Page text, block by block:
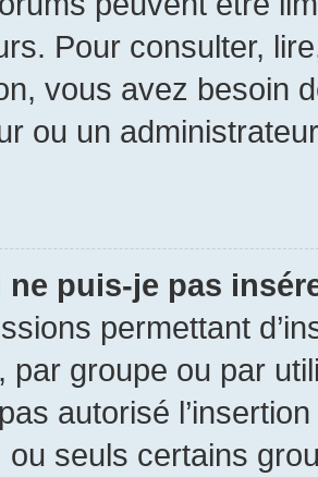
Pour consulter,
vous avez besoin
ou un
ne puis-je pas
permettant
par groupe ou par
autorisé
ou seuls certains